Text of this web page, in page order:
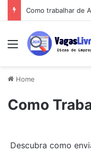
Menu
Home
Como
Descubra como